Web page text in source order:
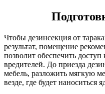
Чтобы дезинсекция от
результат, помещение
позволит обеспечить
вредителей. До приезда
мебель, разложить мягкую
везде, где будет наноситься